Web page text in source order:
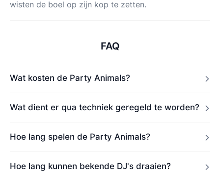
wisten de boel op zijn kop te zetten.
FAQ
Wat kosten de Party Animals?
Wat dient er qua techniek geregeld te worden?
Hoe lang spelen de Party Animals?
Hoe lang kunnen bekende DJ's draaien?